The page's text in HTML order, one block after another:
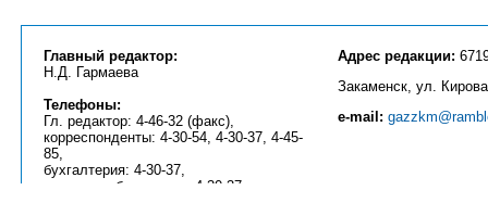
Главный редактор:
Н.Д. Гармаева
Телефоны:
Гл. редактор: 4-46-32 (факс),
корреспонденты: 4-30-54, 4-30-37, 4-45-
85,
бухгалтерия: 4-30-37,
реклама, объявления: 4-30-37.
Адрес редакции:
Закаменск, ул.
e-mail: